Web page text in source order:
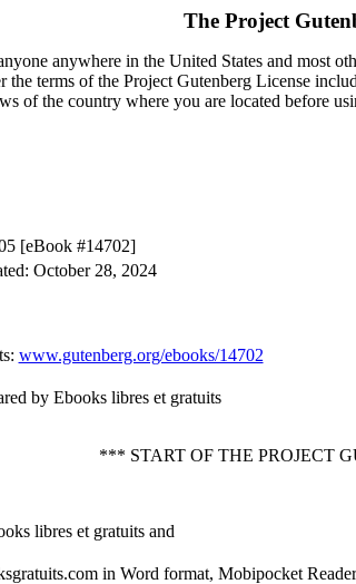
The Project
anywhere in the United States and most
the terms of the Project Gutenberg License
of the country where you are located before
[eBook #14702]
October 28, 2024
: www.gutenberg.org/ebooks/14702
by Ebooks libres et gratuits
*** START OF THE PROJECT
libres et gratuits and
in Word format, Mobipocket